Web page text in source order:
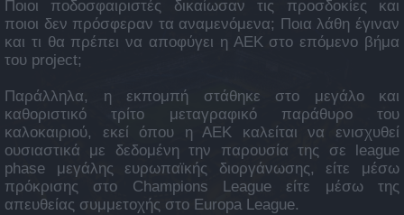
Ποιοι ποδοσφαιριστές δικαίωσαν τις προσδοκίες και
ποιοι δεν πρόσφεραν τα αναμενόμενα; Ποια λάθη έγιναν
και τι θα πρέπει να αποφύγει η ΑΕΚ στο επόμενο βήμα
του project;
Παράλληλα, η εκπομπή στάθηκε στο μεγάλο και
καθοριστικό τρίτο μεταγραφικό παράθυρο του
καλοκαιριού, εκεί όπου η ΑΕΚ καλείται να ενισχυθεί
ουσιαστικά με δεδομένη την παρουσία της σε league
phase μεγάλης ευρωπαϊκής διοργάνωσης, είτε μέσω
πρόκρισης στο Champions League είτε μέσω της
απευθείας συμμετοχής στο Europa League.